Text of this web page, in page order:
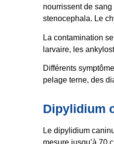
nourrissent de
stenocephala. Le
La contamination
larvaire, les
Différents
pelage terne, des
Dipylidium
Le dipylidium